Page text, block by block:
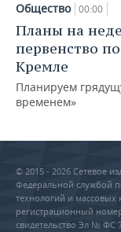
Общество 00:00
Планы на
первенство
Кремле
Планируем
временем»
© 2015 - 2026 Сетевое
Федеральной службой
технологий и
регистрационный
свидетельство Эл № ФС